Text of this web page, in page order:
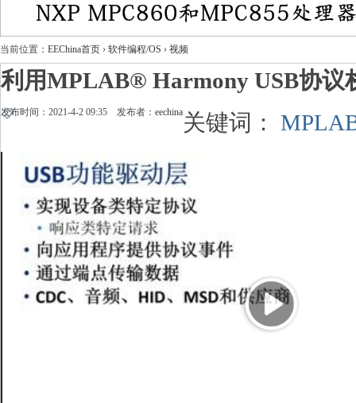
当前位置： EEChina首页 › 软件编程/OS › 视频
利用MPLAB® Harmony USB协议
发布时间：2021-4-2 09:35 发布者： eechina关键词：